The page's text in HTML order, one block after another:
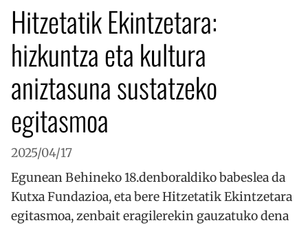
Hitzetatik Ekintzetara:
hizkuntza eta kultura
aniztasuna sustatzeko
egitasmoa
2025/04/17
Egunean Behineko 18.denboraldiko babeslea da
Kutxa Fundazioa, eta bere Hitzetatik Ekintzetara
egitasmoa, zenbait eragilerekin gauzatuko dena